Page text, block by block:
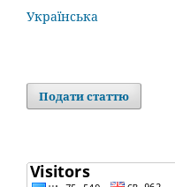
Українська
Подати статтю